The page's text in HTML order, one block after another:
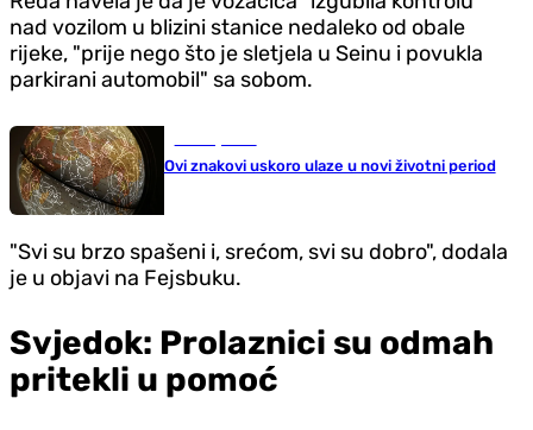
nad vozilom u blizini stanice nedaleko od obale
rijeke, "prije nego što je sletjela u Seinu i povukla
parkirani automobil" sa sobom.
Ovi znakovi uskoro ulaze u novi životni period
"Svi su brzo spašeni i, srećom, svi su dobro", dodala
je u objavi na Fejsbuku.
Svjedok: Prolaznici su odmah
pritekli u pomoć